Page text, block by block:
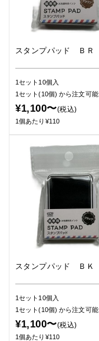
スタンプパッド ＢＲ
1セット10個入
1セット(10個)から注文可能
¥1,100〜(税込)
1個あたり¥110
スタンプパッド ＢＫ
1セット10個入
1セット(10個)から注文可能
¥1,100〜(税込)
1個あたり¥110